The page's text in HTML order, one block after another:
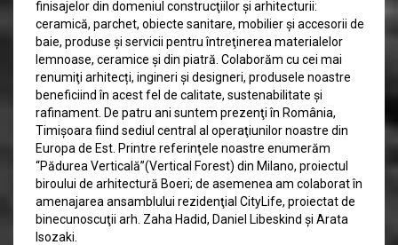
finisajelor din domeniul construcţiilor şi arhitecturii:
ceramică, parchet, obiecte sanitare, mobilier şi accesorii de
baie, produse şi servicii pentru întreţinerea materialelor
lemnoase, ceramice şi din piatră. Colaborăm cu cei mai
renumiţi arhitecți, ingineri şi designeri, produsele noastre
beneficiind în acest fel de calitate, sustenabilitate și
rafinament. De patru ani suntem prezenţi în România,
Timişoara fiind sediul central al operaţiunilor noastre din
Europa de Est. Printre referinţele noastre enumerăm
“Pădurea Verticală”(Vertical Forest) din Milano, proiectul
biroului de arhitectură Boeri; de asemenea am colaborat în
amenajarea ansamblului rezidenţial CityLife, proiectat de
binecunoscuţii arh. Zaha Hadid, Daniel Libeskind şi Arata
Isozaki.